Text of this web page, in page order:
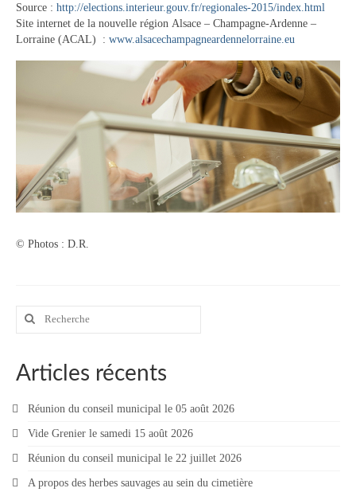
Informations légales
Source : http://elections.interieur.gouv.fr/regionales-2015/index.html
Site internet de la nouvelle région Alsace – Champagne-Ardenne –
Lorraine (ACAL) : www.alsacechampagneardennelorraine.eu
© Photos : D.R.
Rechercher
Articles récents
Réunion du conseil municipal le 05 août 2026
Vide Grenier le samedi 15 août 2026
Réunion du conseil municipal le 22 juillet 2026
A propos des herbes sauvages au sein du cimetière